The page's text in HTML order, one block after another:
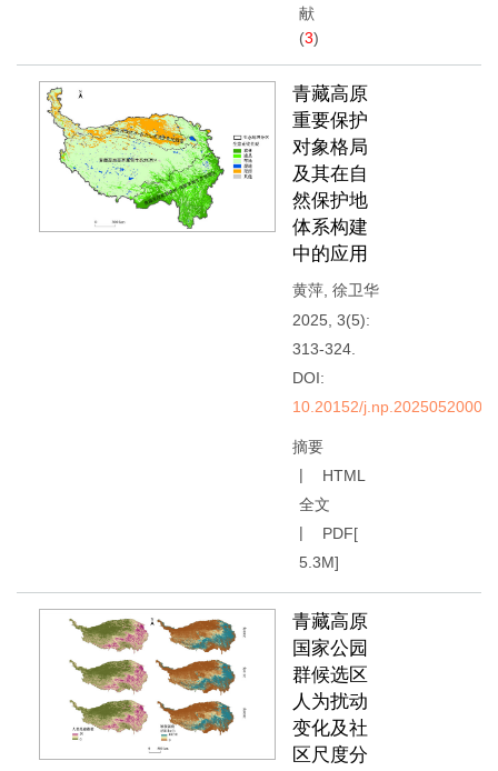
献
(3)
青藏高原
重要保护
对象格局
及其在自
然保护地
体系构建
中的应用
黄萍 徐卫华
2025, 3(5):
313-324.
DOI:
10.20152/
摘要
HTML
全文
PDF[
5.3M]
青藏高原
国家公园
群候选区
人为扰动
变化及社
区尺度分